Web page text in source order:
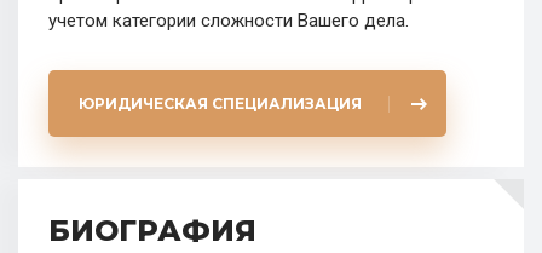
учетом категории сложности Вашего дела.
ЮРИДИЧЕСКАЯ СПЕЦИАЛИЗАЦИЯ
БИОГРАФИЯ